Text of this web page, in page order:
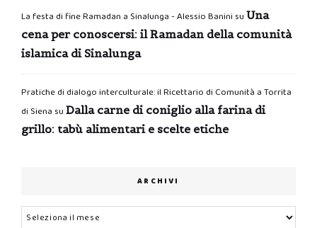
La festa di fine Ramadan a Sinalunga - Alessio Banini su Una
cena per conoscersi: il Ramadan della comunità
islamica di Sinalunga
Pratiche di dialogo interculturale: il Ricettario di Comunità a Torrita
di Siena su Dalla carne di coniglio alla farina di
grillo: tabù alimentari e scelte etiche
ARCHIVI
Archivi